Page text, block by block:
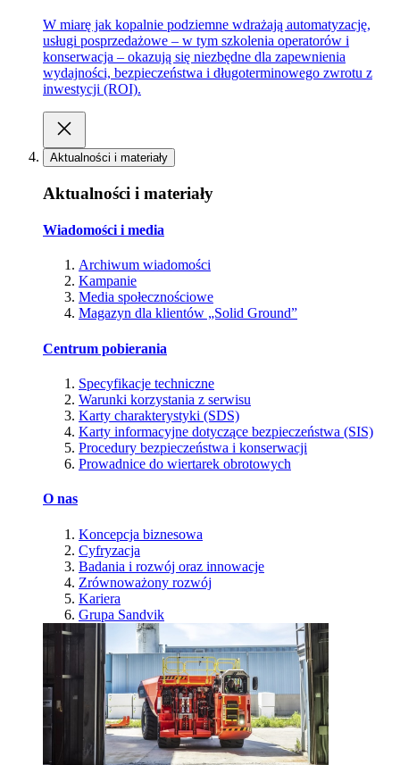
W miarę jak kopalnie podziemne wdrażają automatyzację,
usługi posprzedażowe – w tym szkolenia operatorów i
konserwacja – okazują się niezbędne dla zapewnienia
wydajności, bezpieczeństwa i długoterminowego zwrotu z
inwestycji (ROI).
Aktualności i materiały
Aktualności i materiały
Wiadomości i media
Archiwum wiadomości
Kampanie
Media społecznościowe
Magazyn dla klientów „Solid Ground”
Centrum pobierania
Specyfikacje techniczne
Warunki korzystania z serwisu
Karty charakterystyki (SDS)
Karty informacyjne dotyczące bezpieczeństwa (SIS)
Procedury bezpieczeństwa i konserwacji
Prowadnice do wiertarek obrotowych
O nas
Koncepcja biznesowa
Cyfryzacja
Badania i rozwój oraz innowacje
Zrównoważony rozwój
Kariera
Grupa Sandvik